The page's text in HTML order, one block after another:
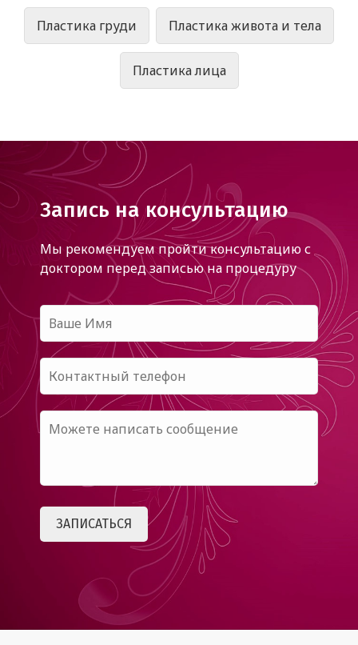
Пластика груди Пластика живота и тела
Пластика лица
Запись на консультацию
Мы рекомендуем пройти консультацию с
доктором перед записью на процедуру